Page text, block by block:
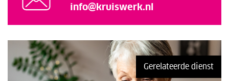
info@kruiswerk.nl
Gerelateerde dienst